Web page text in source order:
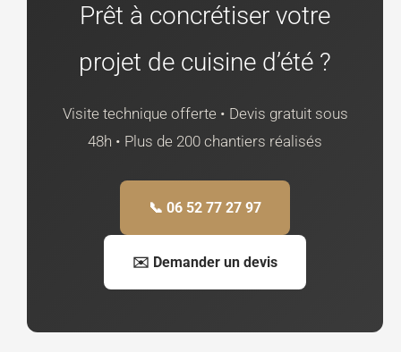
Prêt à concrétiser votre
projet de cuisine d’été ?
Visite technique offerte • Devis gratuit sous
48h • Plus de 200 chantiers réalisés
📞 06 52 77 27 97
✉️ Demander un devis